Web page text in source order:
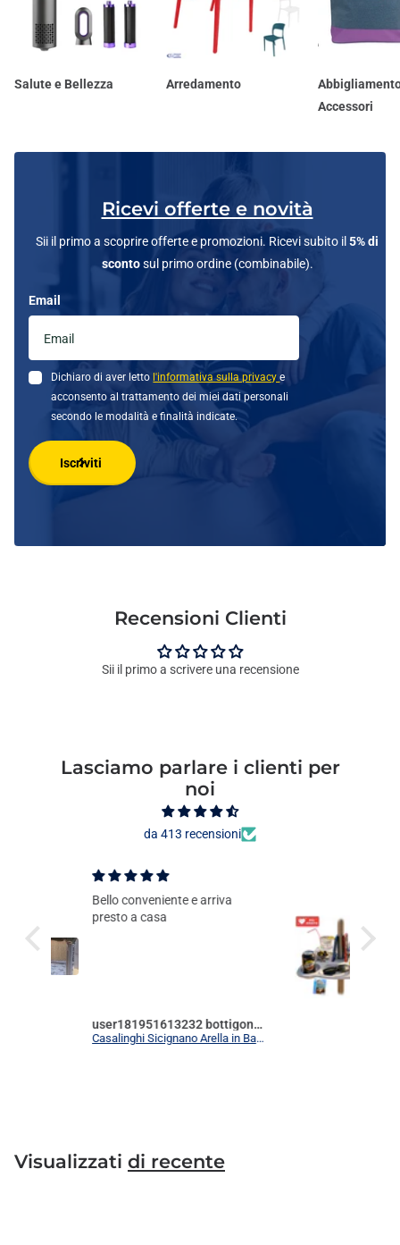
Salute e Bellezza Arredamento
Accessori
Ricevi offerte e novità
Sii il primo a scoprire offerte e promozioni. Ricevi subito il 5% di
scontosul primo ordine (combinabile).
Email
Dichiaro di aver letto l'informativa sulla privacye
acconsento al trattamento dei miei dati personali
secondo le modalità e finalità indicate.
Iscriviti
Recensioni Clienti
Sii il primo a scrivere una recensione
Lasciamo parlare i clienti per
noi
da 413 recensioni
Puntualità nella consegna
descrizione e prodotto lineari
Anonimo
Visualizzati di recente